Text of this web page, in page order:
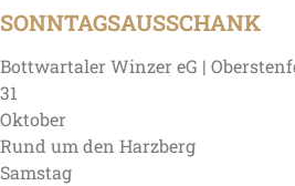
SONNTAGSAUSSCHANK
Bottwartaler Winzer eG |
31
Oktober
Rund um den Harzberg
Samstag